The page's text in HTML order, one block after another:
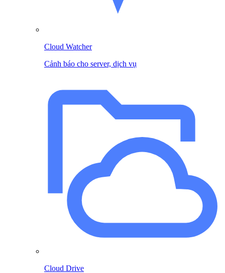
Cloud Watcher
Cảnh báo cho server, dịch vụ
Cloud Drive